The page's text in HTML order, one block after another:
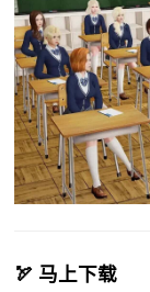
🏹 马上下载